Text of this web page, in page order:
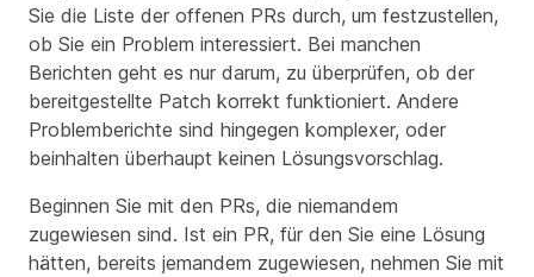
Sie die Liste der offenen PRs durch, um festzustellen,
ob Sie ein Problem interessiert. Bei manchen
Berichten geht es nur darum, zu überprüfen, ob der
bereitgestellte Patch korrekt funktioniert. Andere
Problemberichte sind hingegen komplexer, oder
beinhalten überhaupt keinen Lösungsvorschlag.
Beginnen Sie mit den PRs, die niemandem
zugewiesen sind. Ist ein PR, für den Sie eine Lösung
hätten, bereits jemandem zugewiesen, nehmen Sie mit